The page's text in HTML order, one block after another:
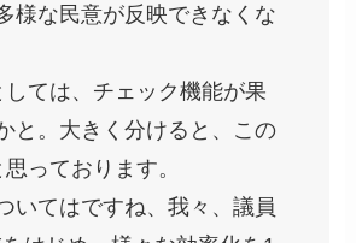
様な民意が反映できなくな
しては、チェック機能が果
と。大きく分けると、この
っております。
いてはですね、我々、議員